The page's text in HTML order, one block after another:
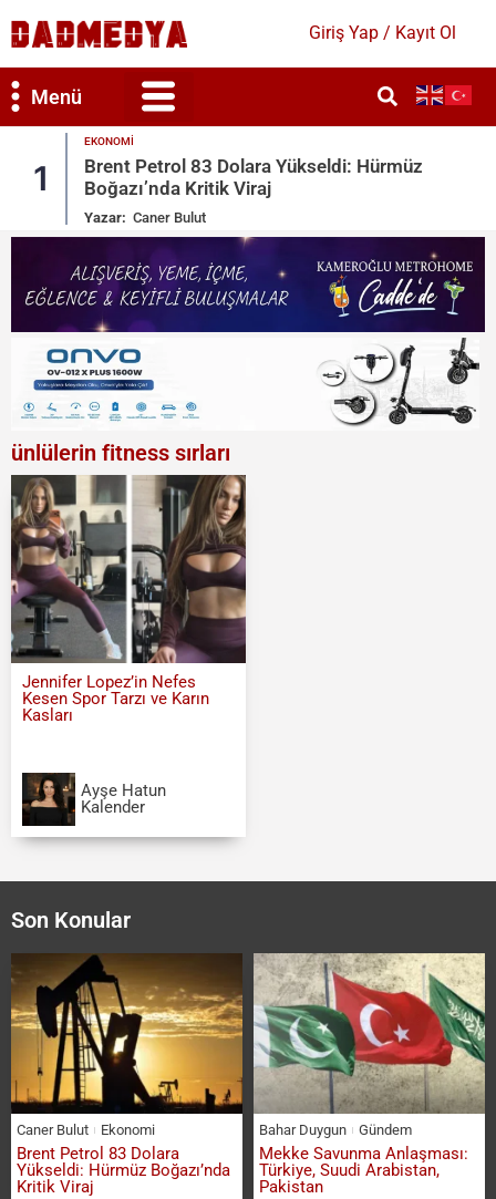
Giriş Yap / Kayıt Ol
Menü
2
Mekke Savunma Anlaşması: Türkiye,
Arabistan, Pakistan
Yazar:
ünlülerin fitness sırları
Jennifer Lopez’in Nefes
Kesen Spor Tarzı ve Karın
Kasları
Ayşe Hatun
Kalender
Son Konular
Caner Bulut Ekonomi
Brent Petrol 83 Dolara
Yükseldi: Hürmüz Boğazı’nda
Kritik Viraj
Bahar Duygun Gündem
Mekke Savunma Anlaşması:
Türkiye, Suudi Arabistan,
Pakistan